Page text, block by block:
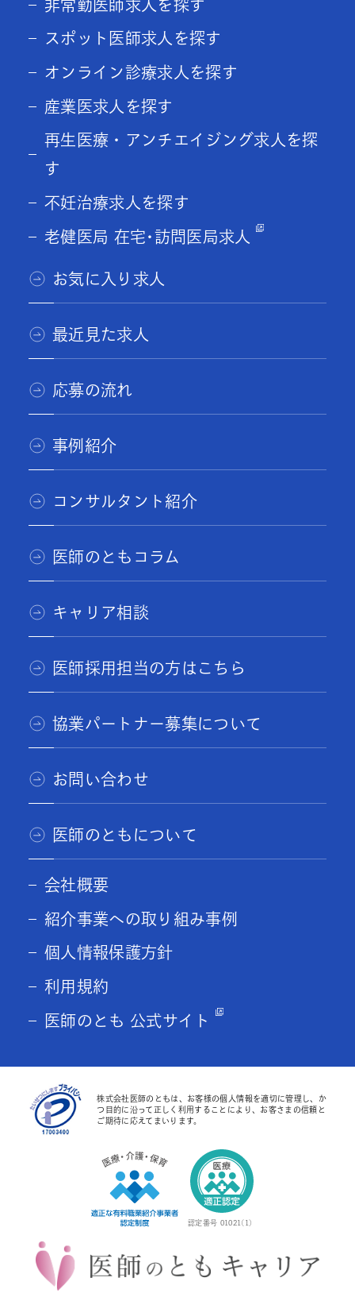
非常勤医師求人を探す
スポット医師求人を探す
オンライン診療求人を探す
産業医求人を探す
再生医療・アンチエイジング求人を探
す
不妊治療求人を探す
老健医局 在宅･訪問医局求人
お気に入り求人
最近見た求人
応募の流れ
事例紹介
コンサルタント紹介
医師のともコラム
キャリア相談
医師採用担当の方はこちら
協業パートナー募集について
お問い合わせ
医師のともについて
会社概要
紹介事業への取り組み事例
個人情報保護方針
利用規約
医師のとも 公式サイト
認定番号 01021(1)
株式会社医師のともは、お客様の個人情報を適切に管理し、か
つ目的に沿って正しく利用することにより、お客さまの信頼と
ご期待に応えてまいります。